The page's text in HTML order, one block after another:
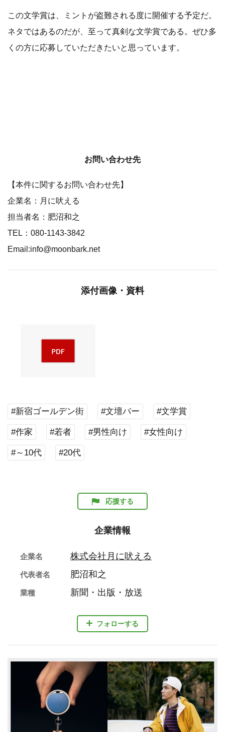
この文学賞は、ミントが盗難される度に開催する予定だ。
ネタではあるのだが、至って真剣な文学賞である。ぜひ多
くの方に応募していただきたいと思っています。
お問い合わせ先
【本件に関するお問い合わせ先】
企業名：月に吠える
担当者名：肥沼和之
TEL：080-1143-3842
Email:info@moonbark.net
添付画像・資料
#新宿ゴールデン街 #文壇バー #文学賞
#作家 #若者 #男性向け #女性向け
#～10代 #20代
応援する
企業情報
フォローする
企業名 株式会社月に吠える
代表者名 肥沼和之
業種 新聞・出版・放送